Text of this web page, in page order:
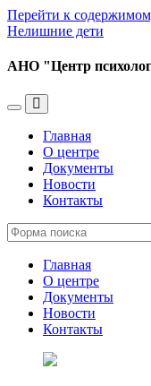
Перейти к
Нелишние дети
АНО "Центр
Переключить
меню
Переключить
поле
поиска
Главная
О центре
Документы
Новости
Контакты
Главная
О центре
Документы
Новости
Контакты